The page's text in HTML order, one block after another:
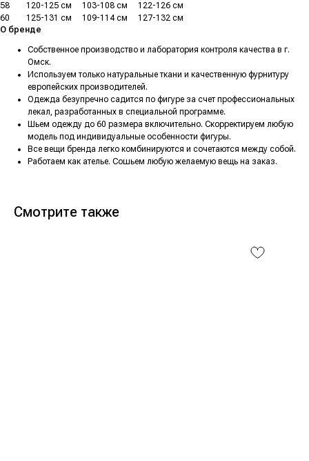
58
120-125 см 103-108 см
122-126 см
60
125-131 см 109-114 см
127-132 см
О бренде
Собственное производство и лаборатория контроля качества в г.
Омск.
Используем только натуральные ткани и качественную фурнитуру
европейских производителей.
Одежда безупречно садится по фигуре за счет профессиональных
лекал, разработанных в специальной программе.
Шьем одежду до 60 размера включительно. Скорректируем любую
модель под индивидуальные особенности фигуры.
Все вещи бренда легко комбинируются и сочетаются между собой.
Работаем как ателье. Сошьем любую желаемую вещь на заказ.
Смотрите также